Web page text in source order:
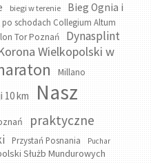
biegi w terenie
Bieg Ognia i
po schodach Collegium Altum
Tor Poznań Dynasplint
Wielkopolski w
Millano
km
Nasz
praktyczne
Przystań Posnania
Puchar
Służb Mundurowych